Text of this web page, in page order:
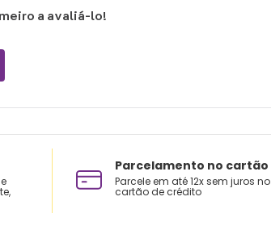
a avaliá-lo!
Parcelamento no cartão
Parcele em até 12x sem juros no
cartão de crédito